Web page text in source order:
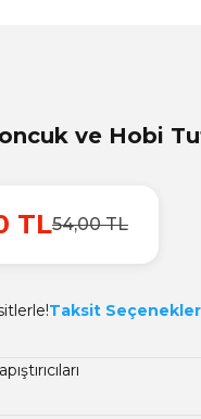
ve Hobi
TL54,00 TL
Taksit